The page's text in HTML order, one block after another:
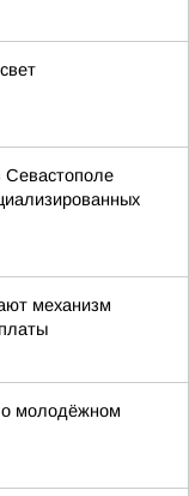
Севастополе
механизм
о молодёжном